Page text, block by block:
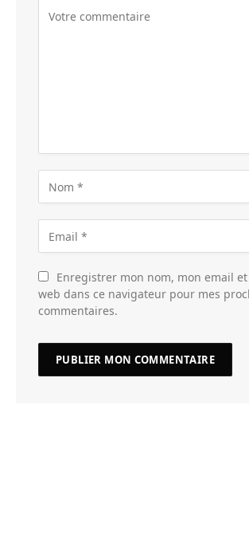
Enregistrer mon nom, mon email
web dans ce navigateur pour mes
commentaires.